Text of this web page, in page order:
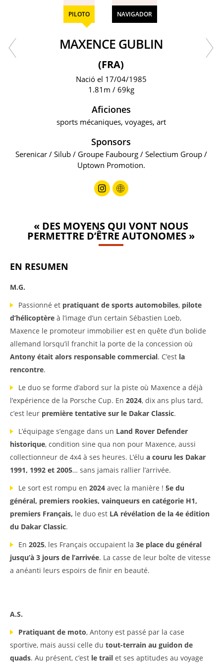
PILOTO NAVIGADOR
MAXENCE GUBLIN
(FRA)
Nació el 17/04/1985
1.81m / 69kg
Aficiones
sports mécaniques, voyages, art
Sponsors
Serenicar / Silub / Groupe Faubourg / Selectium Group /
Uptown Promotion.
« DES MOYENS QUI VONT NOUS
PERMETTRE D’ÊTRE AUTONOMES »
EN RESUMEN
M.G.
Passionné et pratiquant de sports automobiles, pilote
d’hélicoptère à l’image d’un certain Sébastien Loeb,
Maxence le promoteur immobilier est en quête d’un bolide
allemand lorsqu’il franchit la porte de la concession où
Antony était alors responsable commercial. C’est la
rencontre.
Le duo se forme d’abord sur la piste où Maxence a déjà
l’expérience de la Porsche Cup. En 2024, dix ans plus tard,
c’est leur première tentative sur le Dakar Classic.
L’équipage s’engage dans un Land Rover Defender
historique, condition sine qua non pour Maxence, aussi
collectionneur de 4x4 à ses heures. L’élu a couru les Dakar
1991, 1992 et 2005… sans jamais rallier l’arrivée.
Le sort est rompu en 2024 avec la manière ! 5e du
général, premiers rookies, vainqueurs en catégorie H1,
premiers Français, le duo est LA révélation de la 4e édition
du Dakar Classic.
En 2025, les Français occupaient la 3e place du général
jusqu’à 3 jours de l’arrivée. La casse de leur boîte de vitesse
a anéanti leurs espoirs de finir en beauté.
A.S.
Pratiquant de moto, Antony est passé par la case
sportive, mais aussi celle du tout-terrain au guidon de
quads. Au présent, c’est le trail et ses aptitudes au voyage